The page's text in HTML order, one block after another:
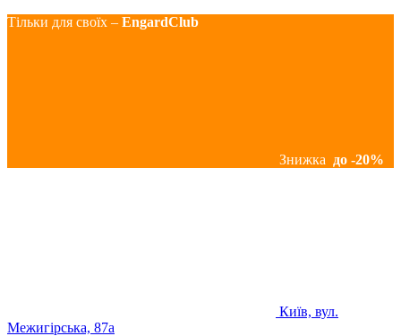
Тільки для своїх – EngardClub
Знижка до -20%
Київ, вул.
Межигірська, 87а